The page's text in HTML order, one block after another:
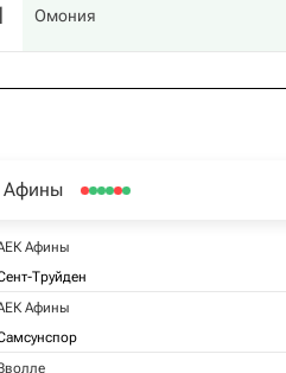
Омония
Афины
Афины
Труйден
Афины